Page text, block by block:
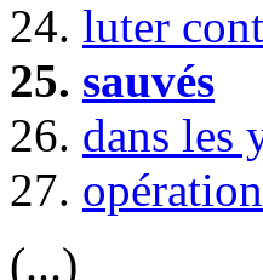
24. luter
25. sauvés
26. dans les
27. opération
(...)